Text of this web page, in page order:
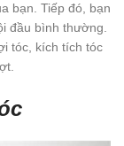
bạn. Tiếp đó, bạn
đầu bình thường.
tóc, kích tích tóc